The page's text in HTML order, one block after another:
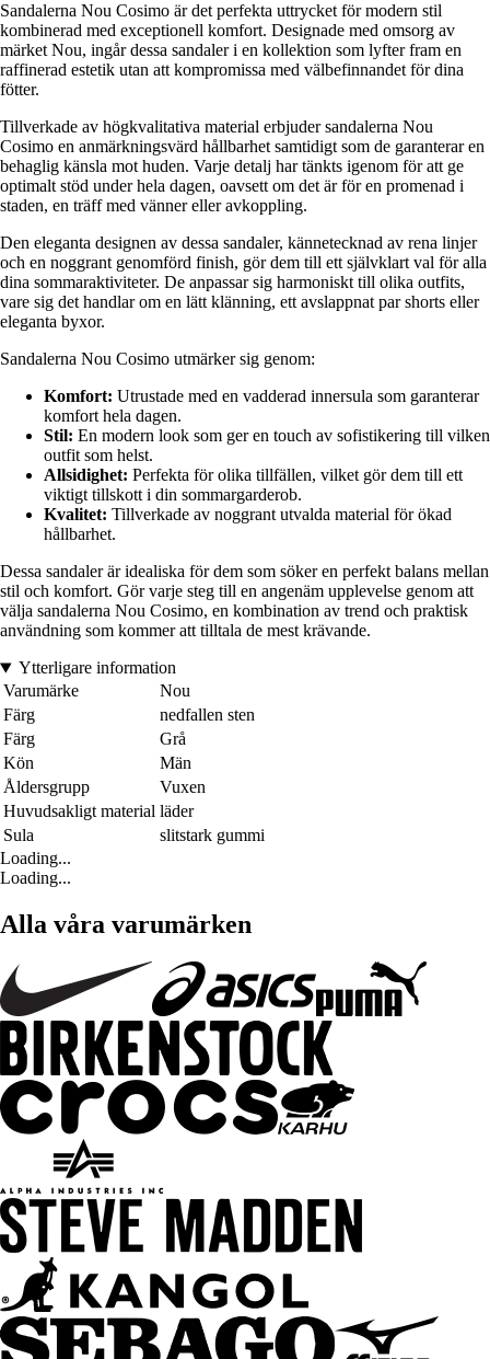
Sandalerna Nou Cosimo är det perfekta uttrycket för modern stil
kombinerad med exceptionell komfort. Designade med omsorg av
märket Nou, ingår dessa sandaler i en kollektion som lyfter fram en
raffinerad estetik utan att kompromissa med välbefinnandet för dina
fötter.
Tillverkade av högkvalitativa material erbjuder sandalerna Nou
Cosimo en anmärkningsvärd hållbarhet samtidigt som de garanterar en
behaglig känsla mot huden. Varje detalj har tänkts igenom för att ge
optimalt stöd under hela dagen, oavsett om det är för en promenad i
staden, en träff med vänner eller avkoppling.
Den eleganta designen av dessa sandaler, kännetecknad av rena linjer
och en noggrant genomförd finish, gör dem till ett självklart val för alla
dina sommaraktiviteter. De anpassar sig harmoniskt till olika outfits,
vare sig det handlar om en lätt klänning, ett avslappnat par shorts eller
eleganta byxor.
Sandalerna Nou Cosimo utmärker sig genom:
Komfort: Utrustade med en vadderad innersula som garanterar
komfort hela dagen.
Stil: En modern look som ger en touch av sofistikering till vilken
outfit som helst.
Allsidighet: Perfekta för olika tillfällen, vilket gör dem till ett
viktigt tillskott i din sommargarderob.
Kvalitet: Tillverkade av noggrant utvalda material för ökad
hållbarhet.
Dessa sandaler är idealiska för dem som söker en perfekt balans mellan
stil och komfort. Gör varje steg till en angenäm upplevelse genom att
välja sandalerna Nou Cosimo, en kombination av trend och praktisk
användning som kommer att tilltala de mest krävande.
Ytterligare information
Varumärke
Nou
Färg
nedfallen sten
Färg
Grå
Kön
Män
Åldersgrupp
Vuxen
Huvudsakligt material läder
Sula
slitstark gummi
Loading...
Loading...
Alla våra varumärken